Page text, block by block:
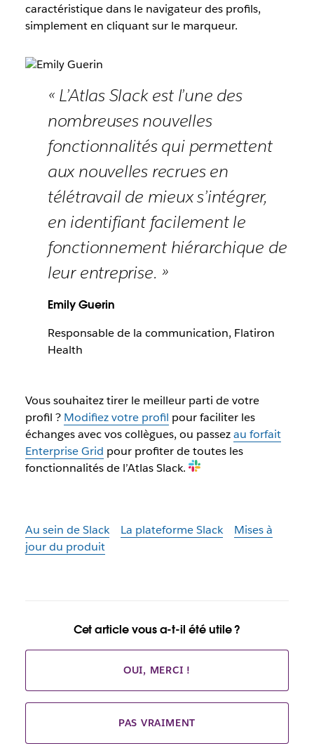
caractéristique dans le navigateur des profils,
simplement en cliquant sur le marqueur.
« L’Atlas Slack est l’une des
nombreuses nouvelles
fonctionnalités qui permettent
aux nouvelles recrues en
télétravail de mieux s’intégrer,
en identifiant facilement le
fonctionnement hiérarchique de
leur entreprise. »
Emily Guerin
Responsable de la communication, Flatiron
Health
Vous souhaitez tirer le meilleur parti de votre
profil ? Modifiez votre profil pour faciliter les
échanges avec vos collègues, ou passezau forfait
Enterprise Grid pour profiter de toutes les
fonctionnalités de l’Atlas Slack.
Au sein de Slack La plateforme Slack
Mises à
jour du produit
Cet article vous a-t-il été utile ?
OUI, MERCI !
PAS VRAIMENT